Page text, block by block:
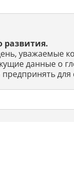
развития.
уважаемые
данные о
для